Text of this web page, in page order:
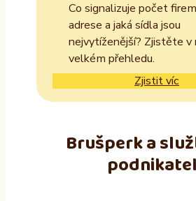
Co signalizuje počet
adrese a jaká sídla jsou
nejvytíženější? Zjistěte v
velkém přehledu.
Zjistit víc
Brušperk a